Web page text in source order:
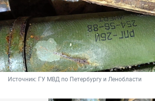
Источник: ГУ МВД по Петербургу и Ленобласти